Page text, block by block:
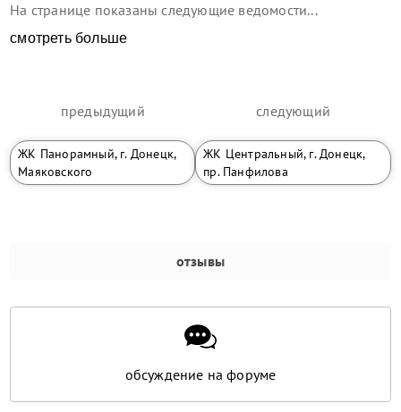
На странице показаны следующие ведомости...
смотреть больше
предыдущий
ЖК Панорамный, г. Донецк,
Маяковского
следующий
ЖК Центральный, г. Донецк,
пр. Панфилова
отзывы
обсуждение на форуме